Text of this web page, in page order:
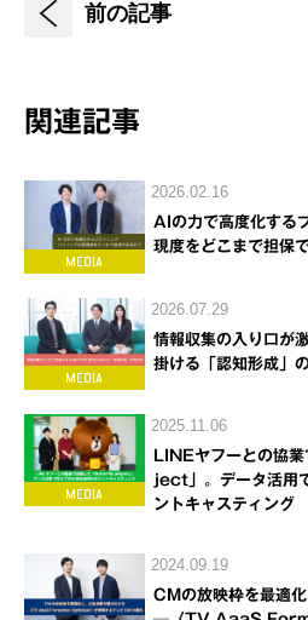
前の記事
関連記事
2026.02.16
AIの力で高度化する
現度をどこまで担保
2026.07.29
情報収集の入り口が
掛ける「認知形成」
2025.11.06
LINEヤフーとの協
ject」。データ活用
ントキャスティング
2024.09.19
CMの放映枠を最適